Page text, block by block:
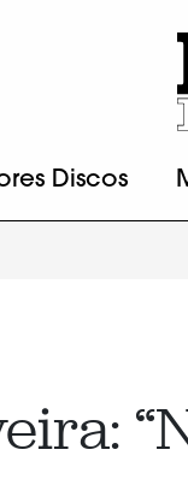
Discos